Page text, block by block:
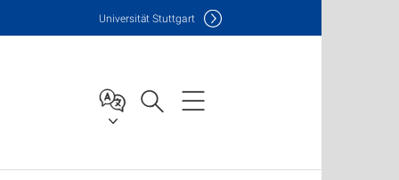
Universität Stuttgart